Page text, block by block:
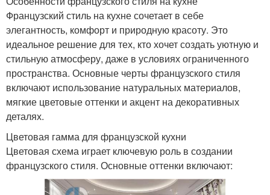
Французский стиль на кухне сочетает в себе
элегантность, комфорт и природную красоту. Это
идеальное решение для тех, кто хочет создать уютную и
стильную атмосферу, даже в условиях ограниченного
пространства. Основные черты французского стиля
включают использование натуральных материалов,
мягкие цветовые оттенки и акцент на декоративных
деталях.
Цветовая гамма для французской кухни
Цветовая схема играет ключевую роль в создании
французского стиля. Основные оттенки включают: